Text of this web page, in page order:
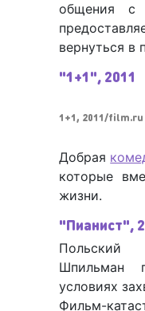
общения
вернуться в
"1+1", 2011
1+1, 2011/film.ru
Добрая
которые
жизни.
"Пианист",
Польский
Шпильман
условиях
Фильм-